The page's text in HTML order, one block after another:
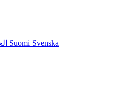
Suomi Svenska